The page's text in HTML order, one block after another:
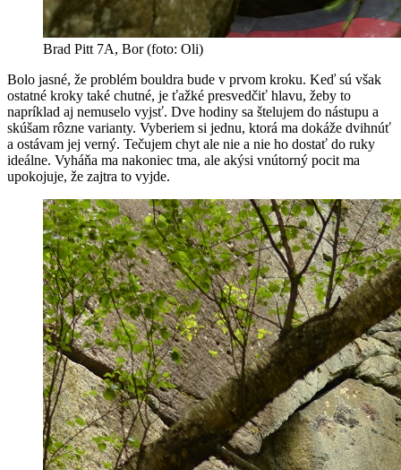
Brad Pitt 7A, Bor (foto: Oli)
Bolo jasné, že problém bouldra bude v prvom kroku. Keď sú však
ostatné kroky také chutné, je ťažké presvedčiť hlavu, žeby to
napríklad aj nemuselo vyjsť. Dve hodiny sa štelujem do nástupu a
skúšam rôzne varianty. Vyberiem si jednu, ktorá ma dokáže dvihnúť
a ostávam jej verný. Tečujem chyt ale nie a nie ho dostať do ruky
ideálne. Vyháňa ma nakoniec tma, ale akýsi vnútorný pocit ma
upokojuje, že zajtra to vyjde.